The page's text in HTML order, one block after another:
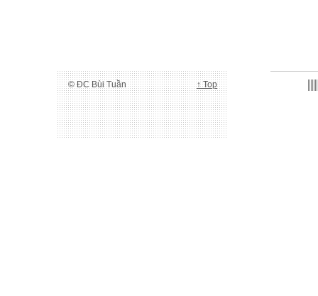
© ĐC Bùi Tuần ↑ Top